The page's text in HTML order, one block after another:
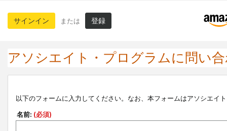
サインイン または 登録
アソシエイト・プログラムに問い
以下のフォームに入力してください。なお、本フォームはアソシエイ
名前: (必須)